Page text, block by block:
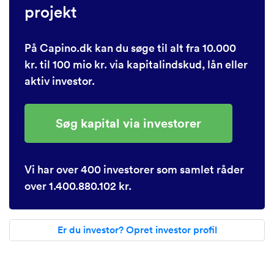
projekt
På Capino.dk kan du søge til alt fra 10.000
kr. til 100 mio kr. via kapitalindskud, lån eller
aktiv investor.
Søg kapital via investorer
Vi har over 400 investorer som samlet råder
over 1.400.880.102 kr.
Er du investor? Opret investor profil